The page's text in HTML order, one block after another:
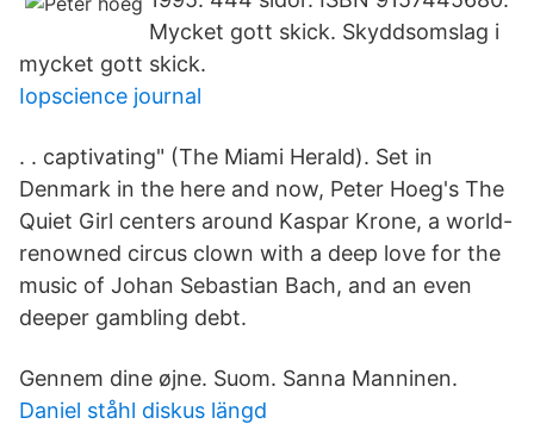
Mycket gott skick. Skyddsomslag i
mycket gott skick.
Iopscience journal
. . captivating" (The Miami Herald). Set in
Denmark in the here and now, Peter Hoeg's The
Quiet Girl centers around Kaspar Krone, a world-
renowned circus clown with a deep love for the
music of Johan Sebastian Bach, and an even
deeper gambling debt.
Gennem dine øjne. Suom. Sanna Manninen.
Daniel ståhl diskus längd